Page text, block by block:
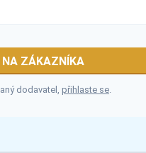
ZÁKAZNÍKA
dodavatel, přihlaste se.